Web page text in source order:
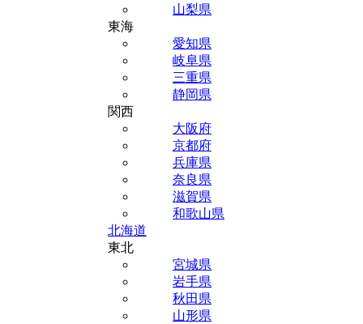
山梨県
東海
愛知県
岐阜県
三重県
静岡県
関西
大阪府
京都府
兵庫県
奈良県
滋賀県
和歌山県
北海道
東北
宮城県
岩手県
秋田県
山形県